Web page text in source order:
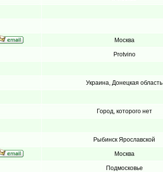
Москва
Protvino
Украина, Донецкая область
Город, которого нет
Рыбинск Ярославской
Москва
Подмосковье